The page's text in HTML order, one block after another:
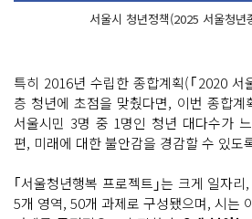
서울시 청년정책(2025 서울청년
특히 2016년 수립한 종합계획(｢2020 서
층 청년에 초점을 맞췄다면, 이번 종합계
서울시민 3명 중 1명인 청년 대다수가
편, 미래에 대한 불안감을 경감할 수 있도
｢서울청년행복 프로젝트｣는 크게 일자
5개 영역, 50개 과제로 구성됐으며, 시는